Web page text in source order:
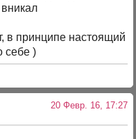
в принципе настоящий
себе )
20 Февр. 16, 17:27